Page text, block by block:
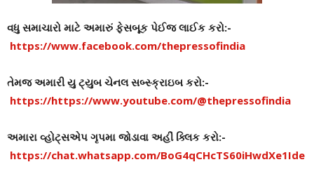
વધુ સમાચારો માટે અમારું ફેસબૂક પેઈજ લાઈક કરો:-
https://www.facebook.com/thepressofindia
તેમજ અમારી યુ ટ્યુબ ચેનલ સબ્સ્ક્રાઇબ કરો:-
https://https://www.youtube.com/@thepressofindia
અમારા વ્હોટ્સએપ ગૃપમા જોડાવા અહીં ક્લિક કરો:-
https://chat.whatsapp.com/BoG4qCHcTS60iHwdXe1Ide